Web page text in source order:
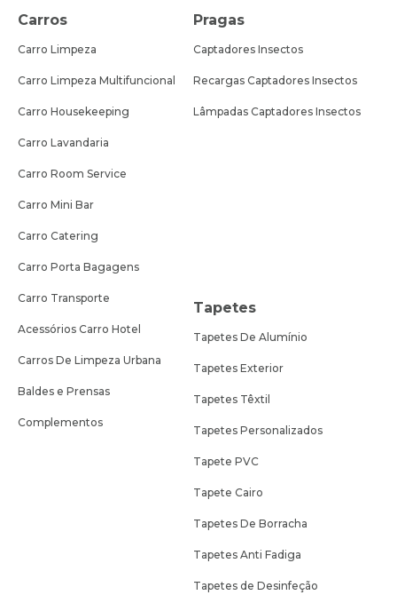
Carros
Carro Limpeza
Carro Limpeza Multifuncional
Carro Housekeeping
Carro Lavandaria
Carro Room Service
Carro Mini Bar
Carro Catering
Carro Porta Bagagens
Carro Transporte
Acessórios Carro Hotel
Carros De Limpeza Urbana
Baldes e Prensas
Complementos
Pragas
Captadores Insectos
Recargas Captadores Insectos
Lâmpadas Captadores Insectos
Tapetes
Tapetes De Alumínio
Tapetes Exterior
Tapetes Têxtil
Tapetes Personalizados
Tapete PVC
Tapete Cairo
Tapetes De Borracha
Tapetes Anti Fadiga
Tapetes de Desinfeção